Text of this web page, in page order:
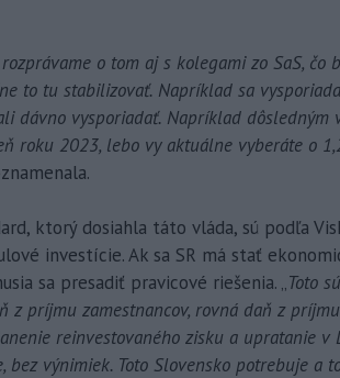
o tom aj s kolegami zo SaS, čo
to tu stabilizovať. Napríklad sa
dávno vysporiadať. Napríklad dôsledným
roku 2023, lebo vy aktuálne vyberáte o
ktorý dosiahla táto vláda, sú podľa
investície. Ak sa SR má stať
sa presadiť pravicové riešenia. „Toto
z príjmu zamestnancov, rovná daň z
reinvestovaného zisku a upratanie v
bez výnimiek. Toto Slovensko potrebuje a